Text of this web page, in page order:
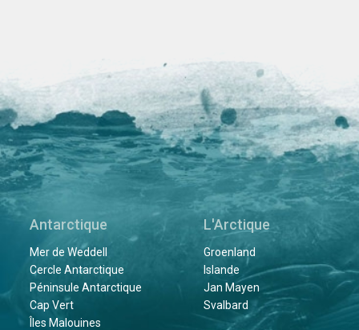
Antarctique
Mer de Weddell
Cercle Antarctique
Péninsule Antarctique
Cap Vert
Îles Malouines
L'Arctique
Groenland
Islande
Jan Mayen
Svalbard